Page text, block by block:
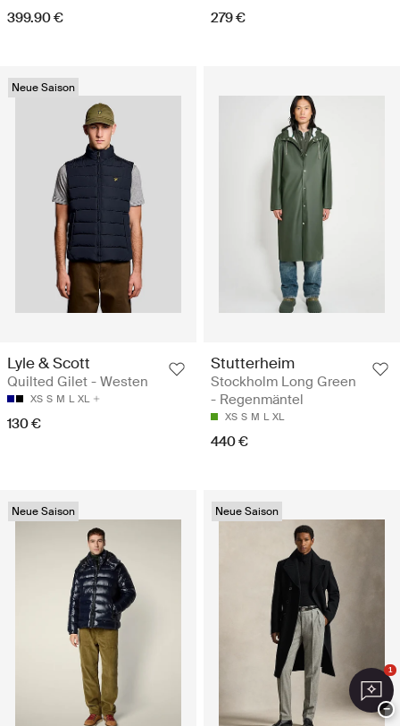
399.90 € 279 €
Neue Saison
Lyle & Scott
Quilted Gilet - Westen
XS S M L XL
130 €
Stutterheim
Stockholm Long Green
- Regenmäntel
XS S M L XL
440 €
Neue Saison Neue Saison
1
−